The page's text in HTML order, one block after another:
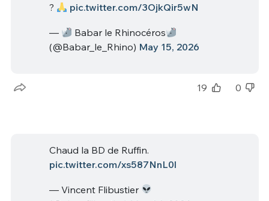
?
pic.twitter.com/3OjkQir5wN
—
Babar le Rhinocéros
(@Babar_le_Rhino) May 15, 2026
19 0
Chaud la BD de Ruffin.
pic.twitter.com/xs587NnL0l
— Vincent Flibustier